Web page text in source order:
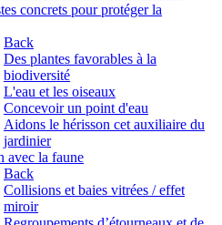
concrets pour protéger la
Back
Des plantes favorables à la
biodiversité
L'eau et les oiseaux
Concevoir un point d'eau
Aidons le hérisson cet auxiliaire du
jardinier
avec la faune
Back
Collisions et baies vitrées / effet
miroir